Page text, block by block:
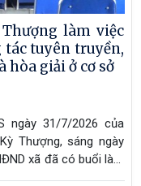
làm việc
tuyên truyền,
hòa giải ở cơ sở
ngày 31/7/2026 của
Thượng, sáng ngày
xã đã có buổi làm
việc thực hiện công